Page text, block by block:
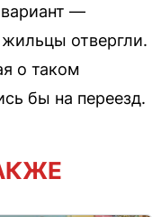
вариант —
отвергли.
о таком
бы на переезд.